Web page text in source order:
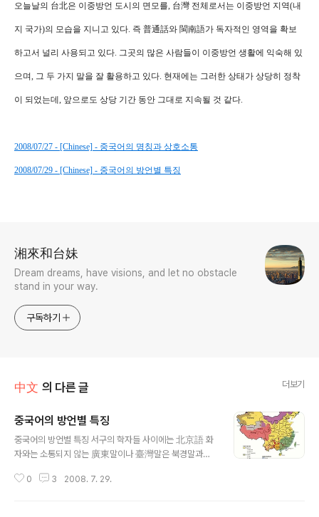
오늘날의 台北은 이중방언 도시의 면모를, 台灣 전체로서는 이중방언 지역(내
지 국가)의 모습을 지니고 있다. 즉 普通話와 閩南語가 독자적인 영역을 확보
하고서 널리 사용되고 있다. 그곳의 많은 사람들이 이중방언 생활에 익숙해 있
으며, 그 두 가지 말을 잘 활용하고 있다. 현재에는 그러한 상태가 상당히 정착
이 되었는데, 앞으로도 상당 기간 동안 그대로 지속될 것 같다.
2008/07/27 - [Chinese] - 중국어의 명칭과 상호소통
2008/07/29 - [Chinese] - 중국어의 방언별 특징
湘來和台妹
Dream dreams, have visions, and let no obstacle
stand in your way.
구독하기
中文 의 다른 글 더보기
중국어의 방언별 특징
중국어의 방언별 특징 서구의 학자들 사이에는 北京語 화
자와는 소통되지 않는 廣東말이나 臺灣말은 북경말과는
방언이 서로 그렇게 달라도 외국어로 보지 않고 방언으로
0 3 2008. 7. 29.